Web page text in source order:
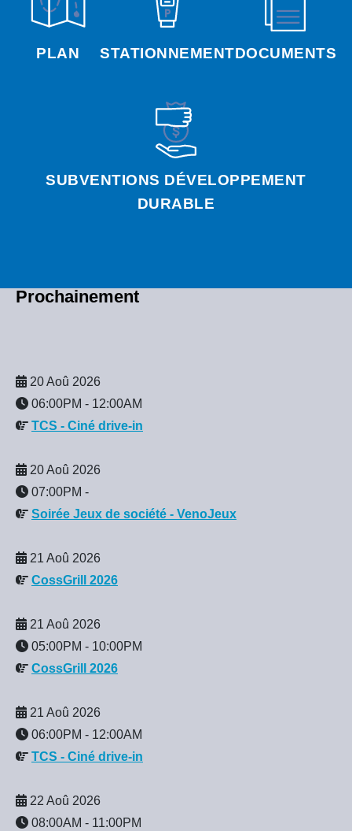
PLAN STATIONNEMENTDOCUMENTS
SUBVENTIONS DÉVELOPPEMENT
DURABLE
Prochainement
20 Aoû 2026
06:00PM - 12:00AM
TCS - Ciné drive-in
20 Aoû 2026
07:00PM -
Soirée Jeux de société - VenoJeux
21 Aoû 2026
CossGrill 2026
21 Aoû 2026
05:00PM - 10:00PM
CossGrill 2026
21 Aoû 2026
06:00PM - 12:00AM
TCS - Ciné drive-in
22 Aoû 2026
08:00AM - 11:00PM